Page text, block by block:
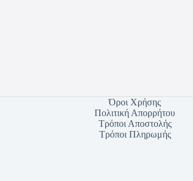
Όροι Χρήσης
Πολιτική Απορρήτου
Τρόποι Αποστολής
Τρόποι Πληρωμής